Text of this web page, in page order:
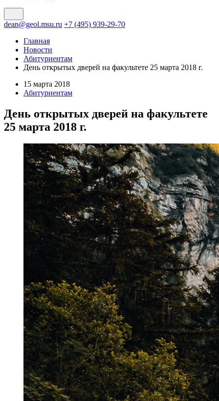
dean@geol.msu.ru +7 (495) 939-29-70
Главная
Новости
Абитуриентам
День открытых дверей на факультете 25 марта 2018 г.
15 марта 2018
Абитуриентам
День открытых дверей на факультете
25 марта 2018 г.